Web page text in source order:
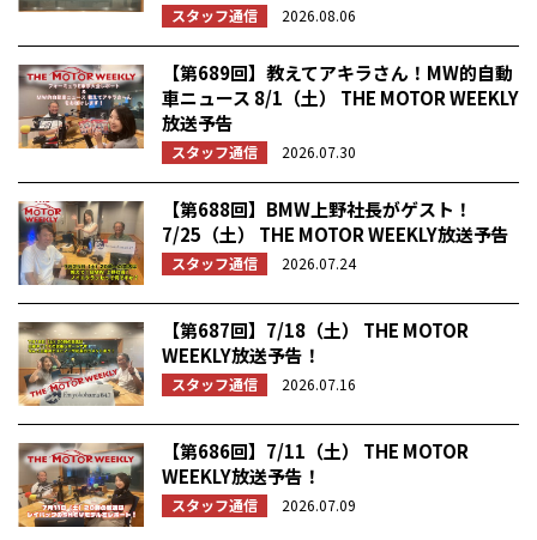
スタッフ通信 2026.08.06
【第689回】教えてアキラさん！MW的自動
車ニュース 8/1（土） THE MOTOR WEEKLY
放送予告
スタッフ通信 2026.07.30
【第688回】BMW上野社長がゲスト！
7/25（土） THE MOTOR WEEKLY放送予告
スタッフ通信 2026.07.24
【第687回】7/18（土） THE MOTOR
WEEKLY放送予告！
スタッフ通信 2026.07.16
【第686回】7/11（土） THE MOTOR
WEEKLY放送予告！
スタッフ通信 2026.07.09